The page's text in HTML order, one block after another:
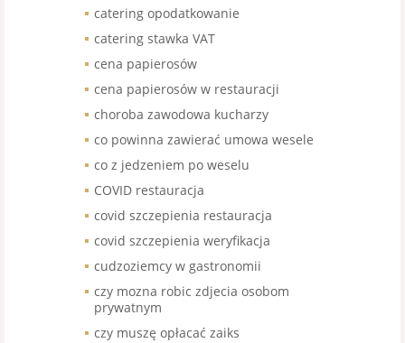
catering opodatkowanie
catering stawka VAT
cena papierosów
cena papierosów w restauracji
choroba zawodowa kucharzy
co powinna zawierać umowa wesele
co z jedzeniem po weselu
COVID restauracja
covid szczepienia restauracja
covid szczepienia weryfikacja
cudzoziemcy w gastronomii
czy mozna robic zdjecia osobom
prywatnym
czy muszę opłacać zaiks